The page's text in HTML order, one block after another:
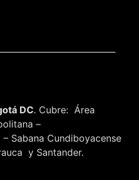
DC. Cubre: Área
–
Sabana Cundiboyacense
y Santander.